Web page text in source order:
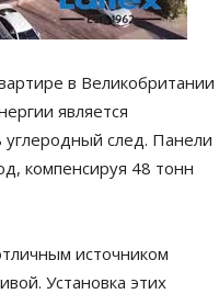
в Великобритании
является
углеродный след. Панели
компенсируя 48 тонн
источником
Установка этих